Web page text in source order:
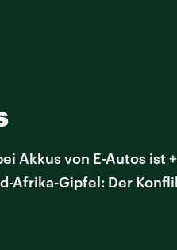
Akkus von E-Autos ist
Afrika-Gipfel: Der